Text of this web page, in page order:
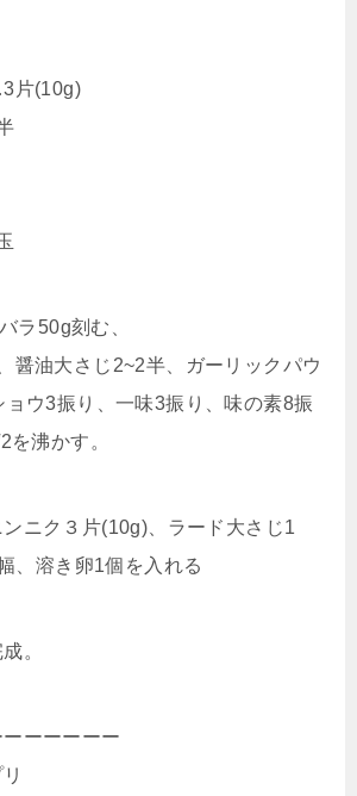
片(10g)
ラ50g刻む、
醤油大さじ2~2半、ガーリックパウ
ョウ3振り、一味3振り、味の素8振
を沸かす。
ニク３片(10g)、ラード大さじ1
、溶き卵1個を入れる
。
ーーーーー